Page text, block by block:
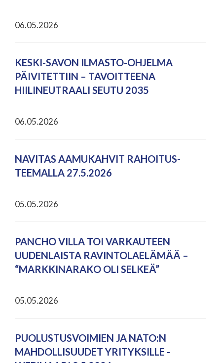
06.05.2026
KESKI-SAVON ILMASTO-OHJELMA
PÄIVITETTIIN – TAVOITTEENA
HIILINEUTRAALI SEUTU 2035
06.05.2026
NAVITAS AAMUKAHVIT RAHOITUS-
TEEMALLA 27.5.2026
05.05.2026
PANCHO VILLA TOI VARKAUTEEN
UUDENLAISTA RAVINTOLAELÄMÄÄ –
“MARKKINARAKO OLI SELKEÄ”
05.05.2026
PUOLUSTUSVOIMIEN JA NATO:N
MAHDOLLISUUDET YRITYKSILLE -